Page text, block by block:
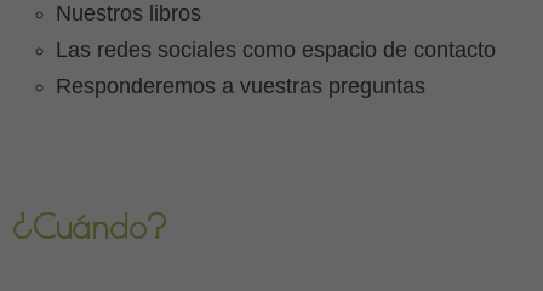
Nuestros libros
Las redes sociales como espacio de contacto
Responderemos a vuestras preguntas
¿Cuándo?